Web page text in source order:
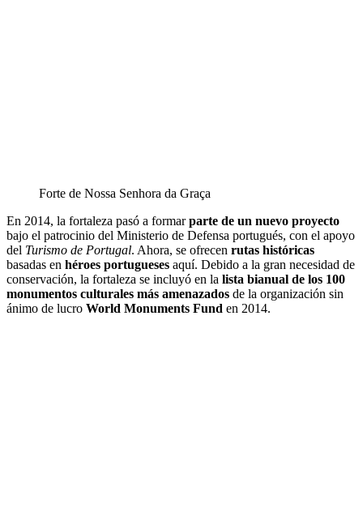
Forte de Nossa Senhora da Graça
En 2014, la fortaleza pasó a formarparte de un nuevo proyecto
bajo el patrocinio del Ministerio de Defensa portugués, con el apoyo
del Turismo de Portugal. Ahora, se ofrecen rutas históricas
basadas en héroes portugueses aquí. Debido a la gran necesidad de
conservación, la fortaleza se incluyó en la lista bianual de los 100
monumentos culturales más amenazados de la organización sin
ánimo de lucro World Monuments Fund en 2014.